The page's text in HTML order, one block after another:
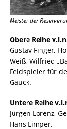
Meister der
Obere Reihe
Gustav Finger,
Weiß, Wilfried
Feldspieler für
Gauck.
Untere Reihe
Jürgen Lorenz,
Hans Limper.